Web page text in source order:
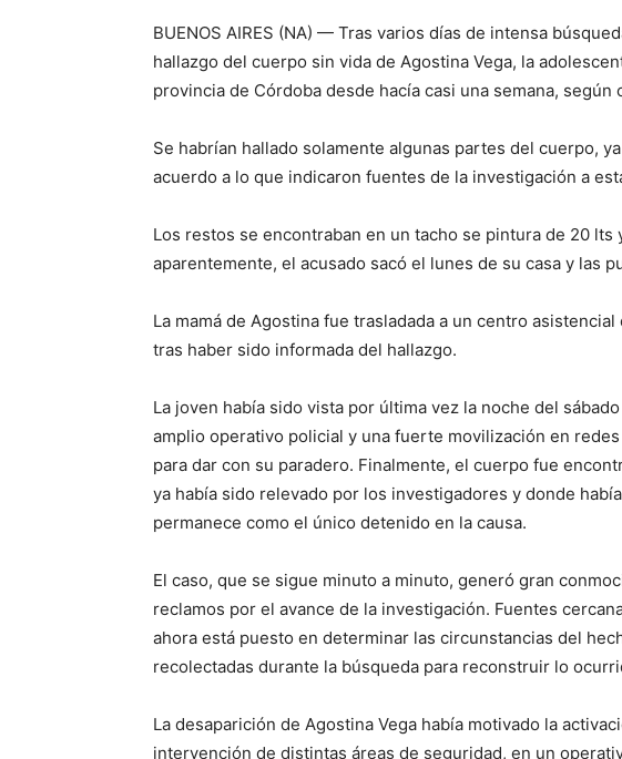
BUENOS AIRES (NA) — Tras varios días de intensa
hallazgo del cuerpo sin vida de Agostina Vega, la
provincia de Córdoba desde hacía casi una semana,
Se habrían hallado solamente algunas partes del cuerpo,
acuerdo a lo que indicaron fuentes de la investigación a
Los restos se encontraban en un tacho se pintura de 20 lts
aparentemente, el acusado sacó el lunes de su casa y las
La mamá de Agostina fue trasladada a un centro
tras haber sido informada del hallazgo.
La joven había sido vista por última vez la noche del
amplio operativo policial y una fuerte movilización en
para dar con su paradero. Finalmente, el cuerpo fue
ya había sido relevado por los investigadores y donde
permanece como el único detenido en la causa.
El caso, que se sigue minuto a minuto, generó gran
reclamos por el avance de la investigación. Fuentes
ahora está puesto en determinar las circunstancias del
recolectadas durante la búsqueda para reconstruir lo
La desaparición de Agostina Vega había motivado la
intervención de distintas áreas de seguridad, en un